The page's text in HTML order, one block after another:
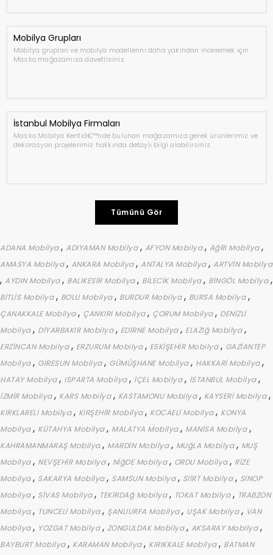
Mobilya Grupları
Mobilya grupları ve mobilya modellerini daha yakından incelemek için
Masko mağazamıza davetlisiniz.
İstanbul Mobilya Firmaları
Masko Mobilya Kentiâ€™nde bulunan mağazamıza gerek ürünlerimiz ve
dekorasyon projelerimiz hakkında detaylı bilgi alabilirsiniz.
Tümünü Gör
ADANA Mobilya, ADIYAMAN Mobilya, AFYON Mobilya, AğRI Mobilya,
AMASYA Mobilya, ANKARA Mobilya, ANTALYA Mobilya, ARTVİN Mobilya
, AYDIN Mobilya, BALIKESİR Mobilya, BİLECİK Mobilya, BİNGÖL Mobilya,
BİTLİS Mobilya, BOLU Mobilya, BURDUR Mobilya, BURSA Mobilya,
ÇANAKKALE Mobilya, ÇANKIRI Mobilya, ÇORUM Mobilya, DENİZLİ
Mobilya, DİYARBAKIR Mobilya, EDİRNE Mobilya, ELAZIğ Mobilya,
ERZİNCAN Mobilya, ERZURUM Mobilya, ESKİŞEHİR Mobilya, GAZİANTEP
Mobilya, GİRESUN Mobilya, GÜMÜŞHANE Mobilya, HAKKARİ Mobilya,
HATAY Mobilya, ISPARTA Mobilya, İÇEL Mobilya, İSTANBUL Mobilya,
İZMİR Mobilya, KARS Mobilya, KASTAMONU Mobilya, KAYSERİ Mobilya,
KIRKLARELİ Mobilya, KIRŞEHİR Mobilya, KOCAELİ Mobilya, KONYA
Mobilya, KÜTAHYA Mobilya, MALATYA Mobilya, MANİSA Mobilya,
KAHRAMANMARAŞ Mobilya, MARDİN Mobilya, MUğLA Mobilya, MUŞ
Mobilya, NEVŞEHİR Mobilya, NİğDE Mobilya, ORDU Mobilya, RİZE
Mobilya, SAKARYA Mobilya, SAMSUN Mobilya, SİİRT Mobilya, SİNOP
Mobilya, SİVAS Mobilya, TEKİRDAğ Mobilya, TOKAT Mobilya, TRABZON
Mobilya, TUNCELİ Mobilya, ŞANLIURFA Mobilya, UŞAK Mobilya, VAN
Mobilya, YOZGAT Mobilya, ZONGULDAK Mobilya, AKSARAY Mobilya,
BAYBURT Mobilya, KARAMAN Mobilya, KIRIKKALE Mobilya, BATMAN